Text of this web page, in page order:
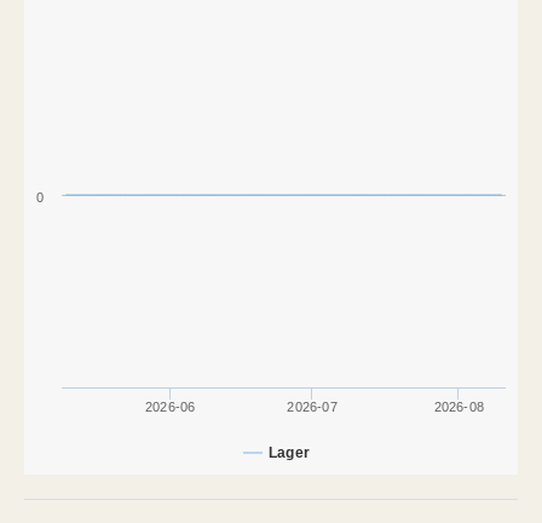
Lager
2026-06 2026-07 2026-08
0